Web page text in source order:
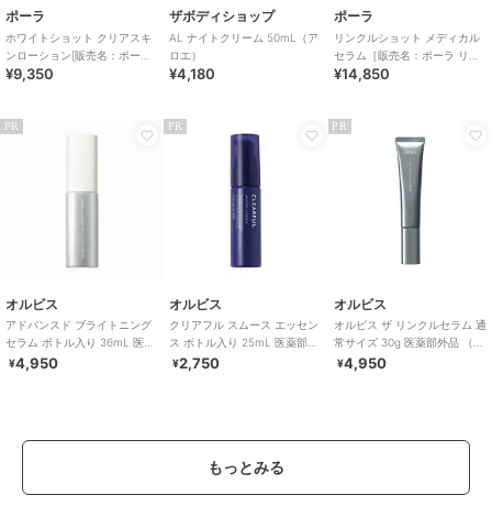
ポーラ
ホワイトショット クリアスキ
ンローション[販売名：ポーラ
WSクリアスキ
¥9,350
ザボディショップ
AL ナイトクリーム 50mL（ア
ロエ）
¥4,180
ポーラ
リンクルショット メディカル
セラム［販売名：ポーラ リン
クルショット
¥14,850
PR
オルビス
アドバンスド ブライトニング
セラム ボトル入り 36mL 医薬
部外品
¥4,950
PR
オルビス
クリアフル スムース エッセン
ス ボトル入り 25mL 医薬部外
品
¥2,750
PR
オルビス
オルビス ザ リンクルセラム 通
常サイズ 30g 医薬部外品 （シ
ワ改善美容液）
¥4,950
もっとみる